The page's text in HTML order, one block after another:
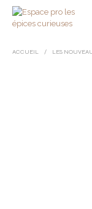
ACCUEIL / LES